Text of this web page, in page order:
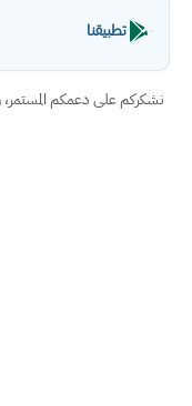
تطبيقنا
نشكركم على دعمكم المستمر،